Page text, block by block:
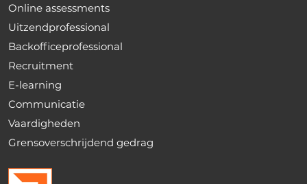
Online assessments
Uitzendprofessional
Backofficeprofessional
Recruitment
E-learning
Communicatie
Vaardigheden
Grensoverschrijdend gedrag